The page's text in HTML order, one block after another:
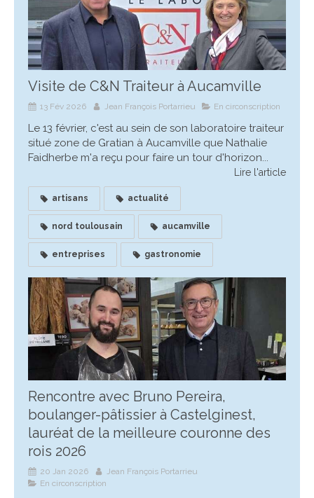
Visite de C&N Traiteur à Aucamville
13 Fév 2026 Jean François Portarrieu En circonscription
Le 13 février, c'est au sein de son laboratoire traiteur
situé zone de Gratian à Aucamville que Nathalie
Faidherbe m'a reçu pour faire un tour d'horizon...
Lire l'article
artisans actualité
nord toulousain aucamville
entreprises gastronomie
Rencontre avec Bruno Pereira,
boulanger-pâtissier à Castelginest,
lauréat de la meilleure couronne des
rois 2026
20 Jan 2026
Jean François Portarrieu
En circonscription